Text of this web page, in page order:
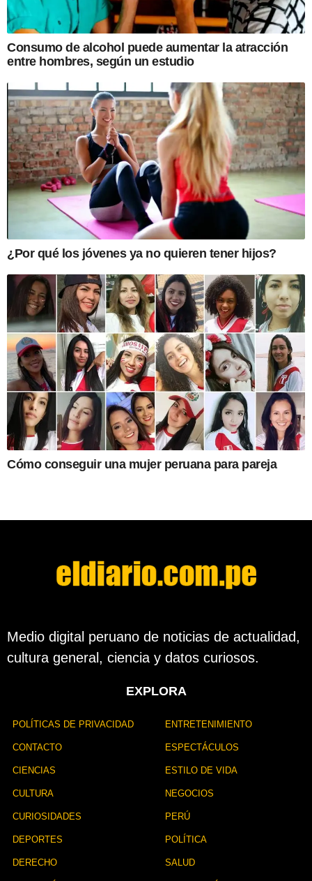
Consumo de alcohol puede aumentar la atracción
entre hombres, según un estudio
¿Por qué los jóvenes ya no quieren tener hijos?
Cómo conseguir una mujer peruana para pareja
Medio digital peruano de noticias de actualidad,
cultura general, ciencia y datos curiosos.
EXPLORA
POLÍTICAS DE PRIVACIDAD
CONTACTO
CIENCIAS
CULTURA
CURIOSIDADES
DEPORTES
DERECHO
ENTRETENIMIENTO
ESPECTÁCULOS
ESTILO DE VIDA
NEGOCIOS
PERÚ
POLÍTICA
SALUD